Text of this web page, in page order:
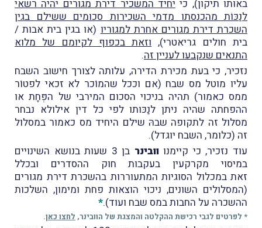
באותו תיקון), כי יחיד המשכיר דירת מגורים יהיה רשאי
לנַכּוֹת מהכנסתו מדמי השכירות סכומים ששילם בגין
השכרת דירת מגורים אחרת למגוריו (או בגין בית אבות /
בית חולים גריאטרי), וזאת בכפוף לקיומם של מלוא
התנאים שנקבעו לעניין זה.
נזכיר, כי בעת מכירת הדירה, עלותה לצורך חישוב השבח
עליו מוטל מס שבח (אם וככל שהמוֹכר לא זכאי לפטוֹר
ממס כאמור) תהיה בניכוי הסכום המירבי של הפְּחָת או
ההפחתה שהיה ניתן לנַכּותו לפי כל דין אילולא נבחר
מסלול זה לתקופה שבהּ שילם היחיד מס כאמור במסלול
זה (כלומר, השבח יוגדל).
עוד נזכיר, כי קיימנווובינר
בן 3 שעות בנושא השינויים
במיסוי מקרקעין בעקבות חוק ההסדרים ובכלל
זאת במכלול הסוגיות המתעוררות בהשכרת דירת מגורים
(המסלולים השונים, ניכוי הוצאות פחת ומימון, השלכות
ההשכרה על החבות במס שבח ועוד).*
* לפרטים לגבי רכישת ההקלטה והמצגת של הוובינר, לחצו כאן.